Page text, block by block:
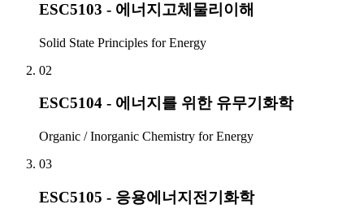
ESC5103 - 에너지고체물리이해
Solid State Principles for Energy
02
ESC5104 - 에너지를 위한 유무기화학
Organic / Inorganic Chemistry for Energy
03
ESC5105 - 응용에너지전기화학